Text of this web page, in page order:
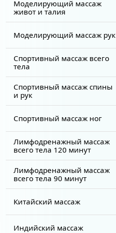
Моделирующий массаж
живот и талия
Моделирующий массаж рук
Спортивный массаж всего
тела
Спортивный массаж спины
и рук
Спортивный массаж ног
Лимфодренажный массаж
всего тела 120 минут
Лимфодренажный массаж
всего тела 90 минут
Китайский массаж
Индийский массаж